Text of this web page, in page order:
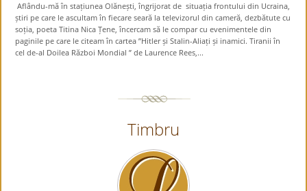
Aflându-mă în stațiunea Olănești, îngrijorat de situația frontului din Ucraina,
știri pe care le ascultam în fiecare seară la televizorul din cameră, dezbătute cu
soția, poeta Titina Nica Țene, încercam să le compar cu evenimentele din
paginile pe care le citeam în cartea ”Hitler și Stalin-Aliați și inamici. Tiranii în
cel de-al Doilea Război Mondial ” de Laurence Rees,...
Timbru